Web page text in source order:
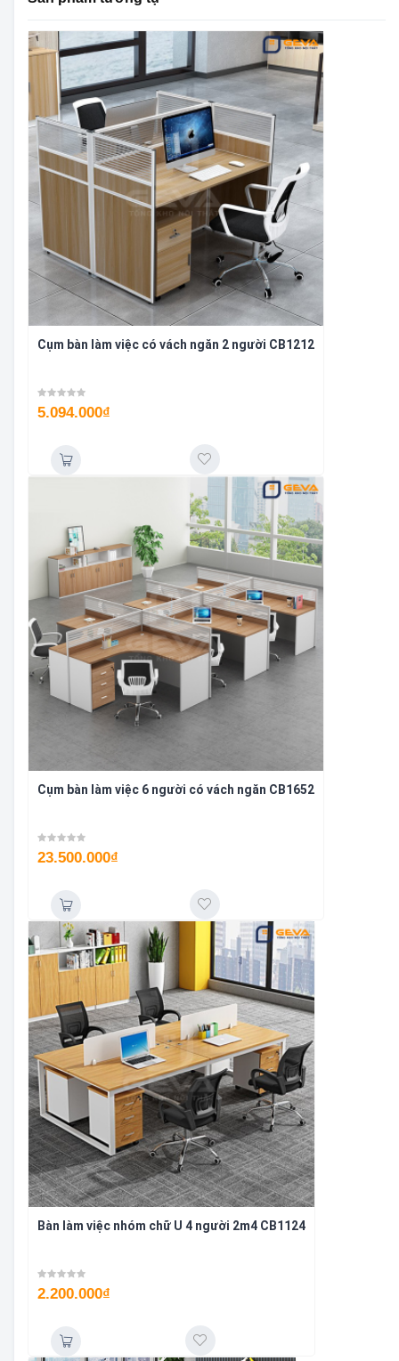
Cụm bàn làm việc có vách ngăn 2 người CB1212
5.094.000₫
Cụm bàn làm việc 6 người có vách ngăn CB1652
23.500.000₫
Bàn làm việc nhóm chữ U 4 người 2m4 CB1124
2.200.000₫